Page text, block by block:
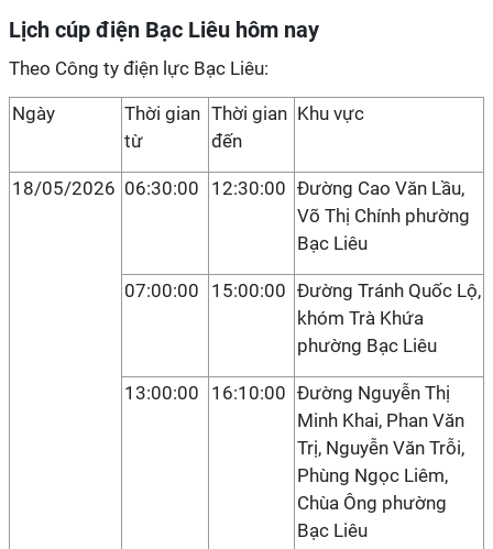
Lịch cúp điện Bạc Liêu hôm nay
Theo Công ty điện lực Bạc Liêu:
Ngày
Thời gian
từ
Thời gian
đến
Khu vực
18/05/2026 06:30:00 12:30:00 Đường Cao Văn Lầu,
Võ Thị Chính phường
Bạc Liêu
07:00:00 15:00:00 Đường Tránh Quốc Lộ,
khóm Trà Khứa
phường Bạc Liêu
13:00:00 16:10:00 Đường Nguyễn Thị
Minh Khai, Phan Văn
Trị, Nguyễn Văn Trỗi,
Phùng Ngọc Liêm,
Chùa Ông phường
Bạc Liêu